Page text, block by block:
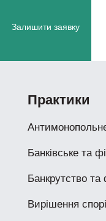
Залишити заявку
Практики
Банківське та
Банкрутство та
Вирішення